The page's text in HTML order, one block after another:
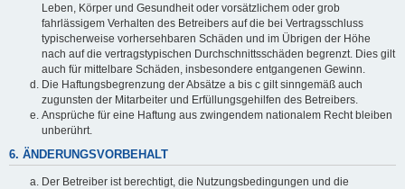
Leben, Körper und Gesundheit oder vorsätzlichem oder grob
fahrlässigem Verhalten des Betreibers auf die bei Vertragsschluss
typischerweise vorhersehbaren Schäden und im Übrigen der Höhe
nach auf die vertragstypischen Durchschnittsschäden begrenzt. Dies gilt
auch für mittelbare Schäden, insbesondere entgangenen Gewinn.
Die Haftungsbegrenzung der Absätze a bis c gilt sinngemäß auch
zugunsten der Mitarbeiter und Erfüllungsgehilfen des Betreibers.
Ansprüche für eine Haftung aus zwingendem nationalem Recht bleiben
unberührt.
6. ÄNDERUNGSVORBEHALT
Der Betreiber ist berechtigt, die Nutzungsbedingungen und die